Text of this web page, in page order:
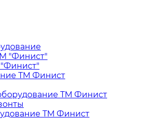
ТМ Финист
ТМ Финист
ТМ Финист